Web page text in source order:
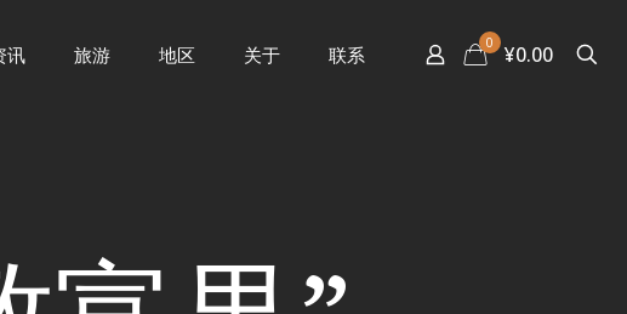
讯 旅游 地区 关于 联系
0 ¥0.00